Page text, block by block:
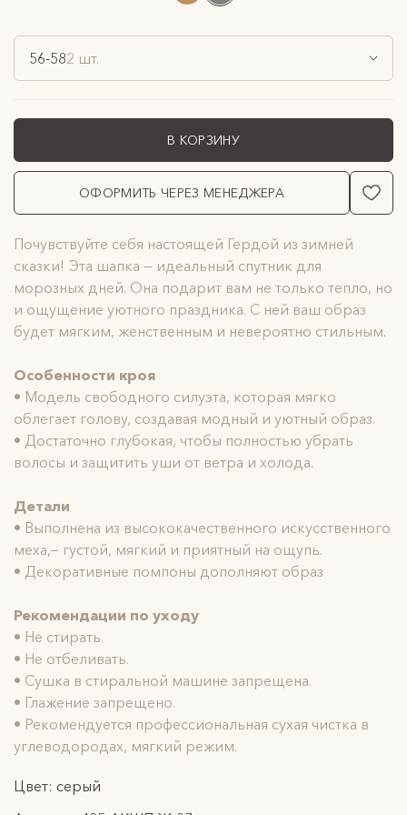
56-582 шт.
В КОРЗИНУ
ОФОРМИТЬ ЧЕРЕЗ МЕНЕДЖЕРА
Почувствуйте себя настоящей Гердой из зимней
сказки! Эта шапка — идеальный спутник для
морозных дней. Она подарит вам не только тепло, но
и ощущение уютного праздника. С ней ваш образ
будет мягким, женственным и невероятно стильным.
Особенности кроя
• Модель свободного силуэта, которая мягко
облегает голову, создавая модный и уютный образ.
• Достаточно глубокая, чтобы полностью убрать
волосы и защитить уши от ветра и холода.
Детали
• Выполнена из высококачественного искусственного
меха,— густой, мягкий и приятный на ощупь.
• Декоративные помпоны дополняют образ
Рекомендации по уходу
• Не стирать.
• Не отбеливать.
• Сушка в стиральной машине запрещена.
• Глажение запрещено.
• Рекомендуется профессиональная сухая чистка в
углеводородах, мягкий режим.
Цвет: серый